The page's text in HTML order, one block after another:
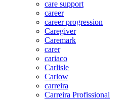
care support
career
career progression
Caregiver
Caremark
carer
cariaco
Carlisle
Carlow
carreira
Carreira Profissional